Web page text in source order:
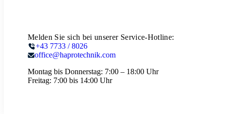
Melden Sie sich bei unserer Service-Hotline:
+43 7733 / 8026
office@haprotechnik.com
Montag bis Donnerstag: 7:00 – 18:00 Uhr
Freitag: 7:00 bis 14:00 Uhr